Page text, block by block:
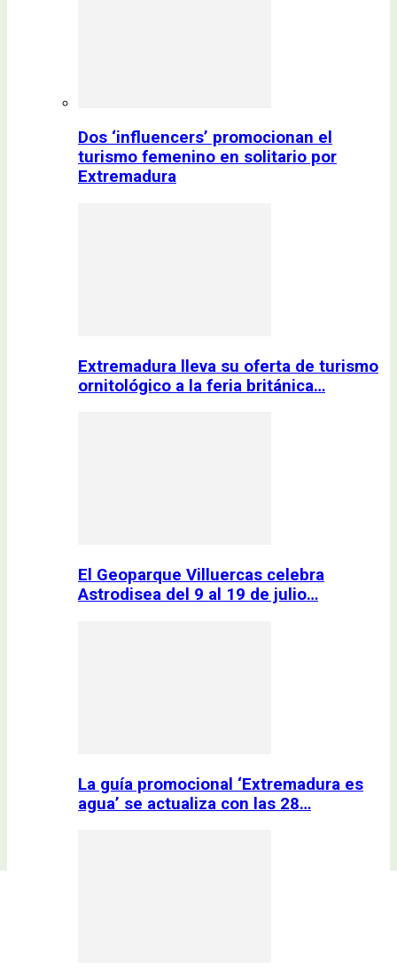
Dos ‘influencers’ promocionan el
turismo femenino en solitario por
Extremadura
Extremadura lleva su oferta de turismo
ornitológico a la feria británica…
El Geoparque Villuercas celebra
Astrodisea del 9 al 19 de julio…
La guía promocional ‘Extremadura es
agua’ se actualiza con las 28…